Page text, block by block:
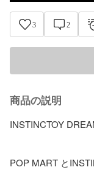
3 2
商品の説明
INSTINCTOY
POP MART と